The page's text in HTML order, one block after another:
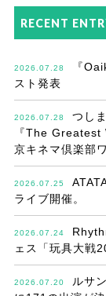
RECENT
2026.07.28
『
スト発表
2026.07.28
つし
『The
京キネマ倶楽部
2026.07.25
ライブ開催。
2026.07.24
ェス「玩具大戦
2026.07.20
ルサ